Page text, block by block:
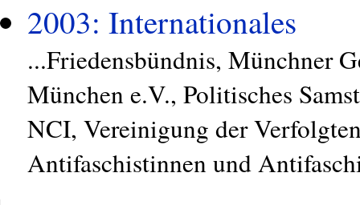
2003: Internationales
...Friedensbündnis, Münchner
München e.V., Politisches
NCI, Vereinigung der
Antifaschistinnen und